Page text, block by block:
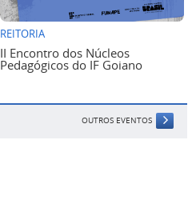
REITORIA
II Encontro dos Núcleos
Pedagógicos do IF Goiano
OUTROS EVENTOS